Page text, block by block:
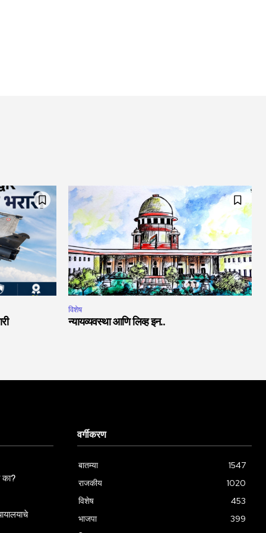
विशेष
न्यायव्यवस्था आणि लिव्ह इन..
का?
वर्गीकरण
बातम्या
1547
राजकीय
1020
विशेष
453
भाजपा
399